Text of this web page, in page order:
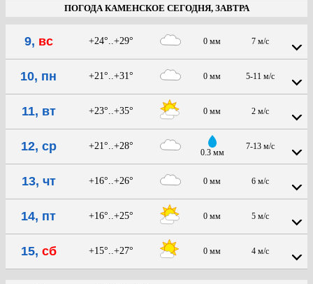
ПОГОДА КАМЕНСКОЕ СЕГОДНЯ, ЗАВТРА
9, вс +24°..+29° 0 мм 7 м/с
10, пн +21°..+31° 0 мм 5-11 м/с
11, вт +23°..+35° 0 мм 2 м/с
12, ср +21°..+28°
0.3 мм
7-13 м/с
13, чт +16°..+26° 0 мм 6 м/с
14, пт +16°..+25° 0 мм 5 м/с
15, сб +15°..+27° 0 мм 4 м/с